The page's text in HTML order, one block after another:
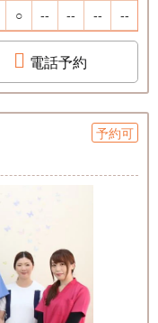
○ -- -- -- --
電話予約
予約可